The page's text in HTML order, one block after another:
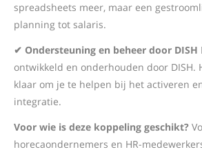
spreadsheets meer, maar een
planning tot salaris.
✔ Ondersteuning en beheer door DISH
ontwikkeld en onderhouden door DISH.
klaar om je te helpen bij het activeren
integratie.
Voor wie is deze koppeling geschikt?
horecaondernemers en HR-